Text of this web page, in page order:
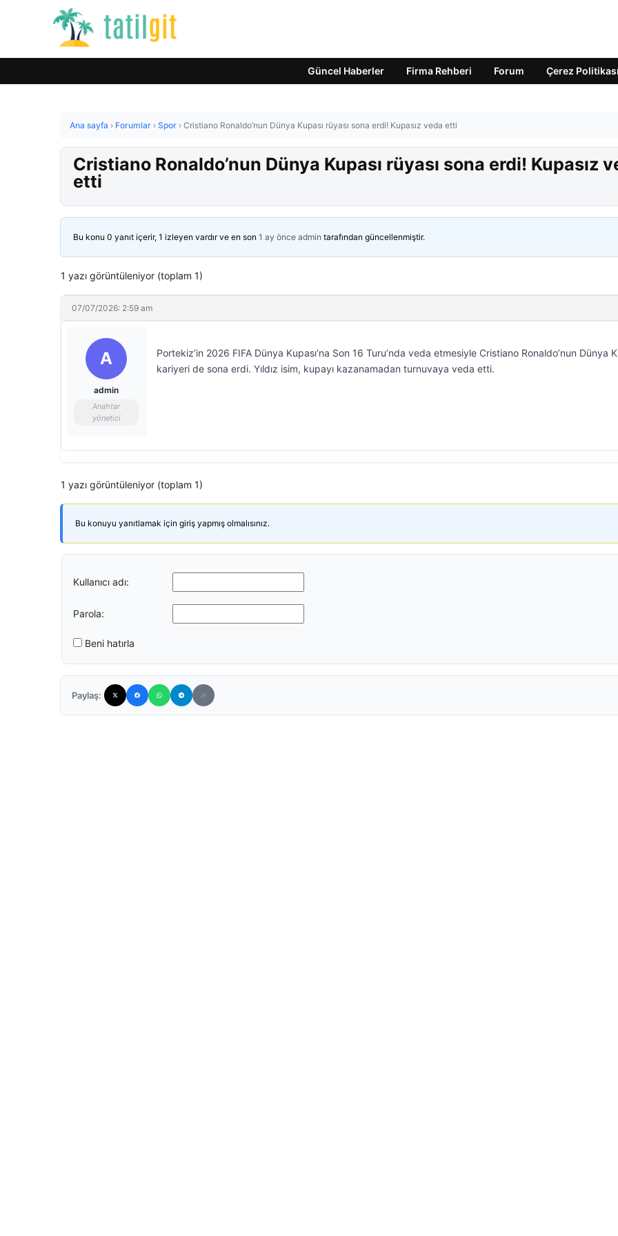
Güncel Haberler Firma Rehberi Forum Çerez Politikası
Ana sayfa › Forumlar › Spor › Cristiano Ronaldo’nun Dünya Kupası rüyası sona erdi! Kupasız veda etti
Cristiano Ronaldo’nun Dünya Kupası rüyası sona erdi! Kupasız
etti
Bu konu 0 yanıt içerir, 1 izleyen vardır ve en son 1 ay önce admin tarafından güncellenmiştir.
1 yazı görüntüleniyor (toplam 1)
07/07/2026: 2:59 am
A
admin
Anahtar
yönetici
Portekiz’in 2026 FIFA Dünya Kupası’na Son 16 Turu’nda veda etmesiyle Cristiano Ronaldo’nun Dünya
kariyeri de sona erdi. Yıldız isim, kupayı kazanamadan turnuvaya veda etti.
1 yazı görüntüleniyor (toplam 1)
Bu konuyu yanıtlamak için giriş yapmış olmalısınız.
Kullanıcı adı:
Parola:
Beni hatırla
Paylaş: